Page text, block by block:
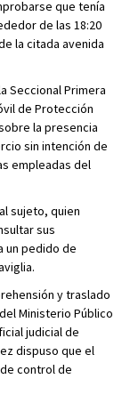
que tenía
de las 18:20
la citada avenida
Seccional Primera
de Protección
la presencia
sin intención de
empleadas del
sujeto, quien
sus
un pedido de
y traslado
Ministerio Público
judicial de
dispuso que el
control de